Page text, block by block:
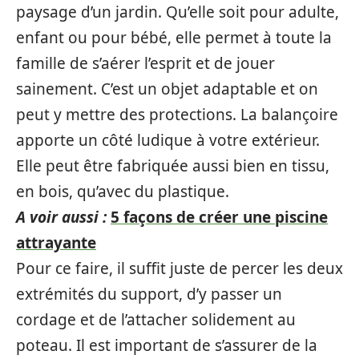
paysage d’un jardin. Qu’elle soit pour adulte,
enfant ou pour bébé, elle permet à toute la
famille de s’aérer l’esprit et de jouer
sainement. C’est un objet adaptable et on
peut y mettre des protections. La balançoire
apporte un côté ludique à votre extérieur.
Elle peut être fabriquée aussi bien en tissu,
en bois, qu’avec du plastique.
A voir aussi : 5 façons de créer une piscine
attrayante
Pour ce faire, il suffit juste de percer les deux
extrémités du support, d’y passer un
cordage et de l’attacher solidement au
poteau. Il est important de s’assurer de la